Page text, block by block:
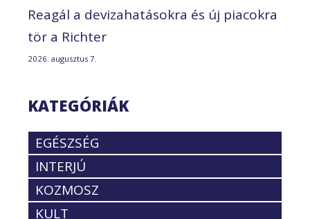
Reagál a devizahatásokra és új piacokra
tör a Richter
2026. augusztus 7.
KATEGÓRIÁK
EGÉSZSÉG
INTERJÚ
KOZMOSZ
KULT